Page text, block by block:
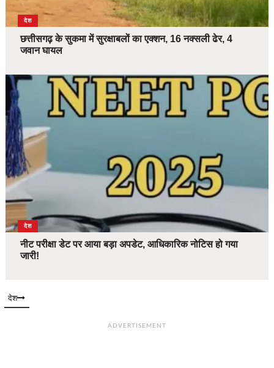
देश
छत्तीसगढ़ के सुकमा में सुरक्षाबलों का एक्शन, 16 नक्सली ढेर, 4
जवान घायल
देश
नीट परीक्षा डेट पर आया बड़ा अपडेट, आधिकारिक नोटिस हो गया
जारी!
देश
ADVERTISEMENT